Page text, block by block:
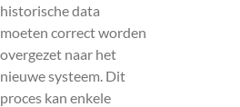
historische data
moeten correct worden
overgezet naar het
nieuwe systeem. Dit
proces kan enkele